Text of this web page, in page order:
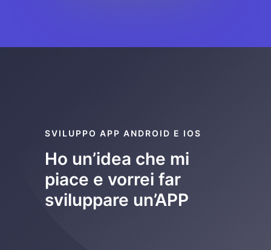
SVILUPPO APP ANDROID E IOS
Ho un’idea che mi
piace e vorrei far
sviluppare un’APP